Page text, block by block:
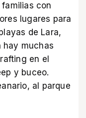
con
lugares para
de Lara,
hay muchas
en el
y buceo.
al parque